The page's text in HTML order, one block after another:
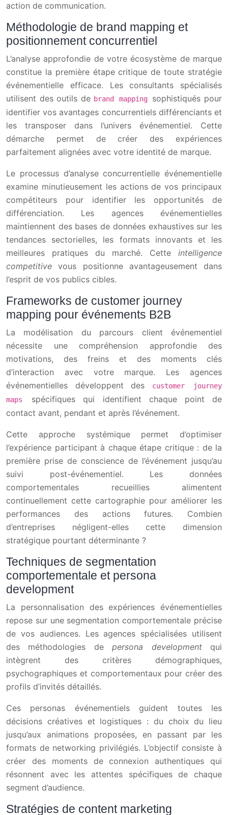
action de communication.
Méthodologie de brand mapping et
positionnement concurrentiel
L’analyse approfondie de votre écosystème de marque
constitue la première étape critique de toute stratégie
événementielle efficace. Les consultants spécialisés
utilisent des outils de brand mapping sophistiqués pour
identifier vos avantages concurrentiels différenciants et
les transposer dans l’univers événementiel. Cette
démarche permet de créer des expériences
parfaitement alignées avec votre identité de marque.
Le processus d’analyse concurrentielle événementielle
examine minutieusement les actions de vos principaux
compétiteurs pour identifier les opportunités de
différenciation. Les agences événementielles
maintiennent des bases de données exhaustives sur les
tendances sectorielles, les formats innovants et les
meilleures pratiques du marché. Cette intelligence
competitivevous positionne avantageusement dans
l’esprit de vos publics cibles.
Frameworks de customer journey
mapping pour événements B2B
La modélisation du parcours client événementiel
nécessite une compréhension approfondie des
motivations, des freins et des moments clés
d’interaction avec votre marque. Les agences
événementielles développent des
customer journey
maps spécifiques qui identifient chaque point de
contact avant, pendant et après l’événement.
Cette approche systémique permet d’optimiser
l’expérience participant à chaque étape critique : de la
première prise de conscience de l’événement jusqu’au
suivi post-événementiel. Les données
comportementales recueillies alimentent
continuellement cette cartographie pour améliorer les
performances des actions futures. Combien
d’entreprises négligent-elles cette dimension
stratégique pourtant déterminante ?
Techniques de segmentation
comportementale et persona
development
La personnalisation des expériences événementielles
repose sur une segmentation comportementale précise
de vos audiences. Les agences spécialisées utilisent
des méthodologies depersona development qui
intègrent des critères démographiques,
psychographiques et comportementaux pour créer des
profils d’invités détaillés.
Ces personas événementiels guident toutes les
décisions créatives et logistiques : du choix du lieu
jusqu’aux animations proposées, en passant par les
formats de networking privilégiés. L’objectif consiste à
créer des moments de connexion authentiques qui
résonnent avec les attentes spécifiques de chaque
segment d’audience.
Stratégies de content marketing